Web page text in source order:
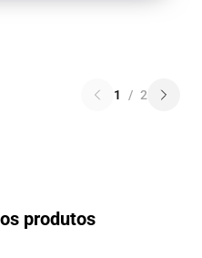
1 / 2
produtos